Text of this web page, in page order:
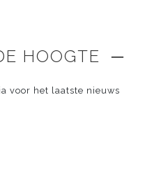
HOOGTE ─
voor het laatste nieuws